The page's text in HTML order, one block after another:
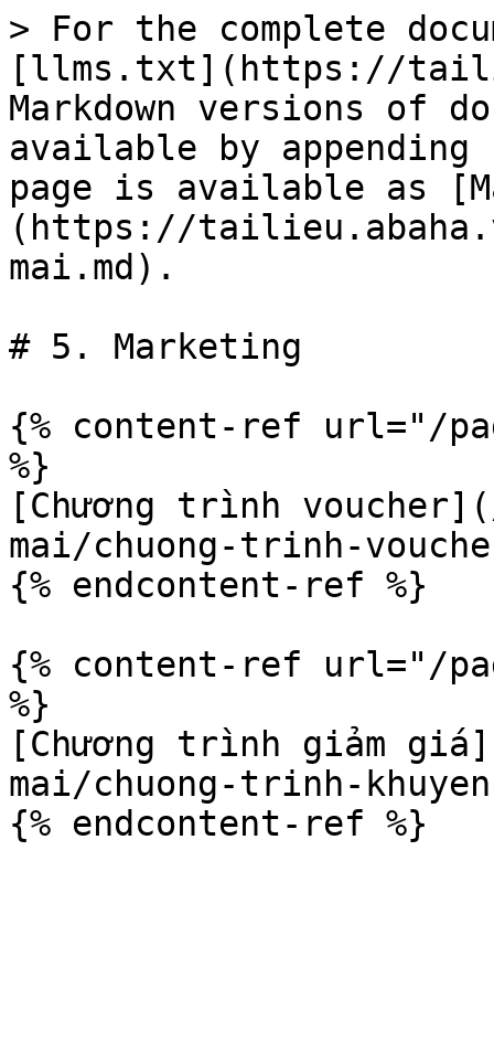
> For the complete
[llms.txt](https://
Markdown versions of
available by
page is available as
(https://
mai.md).
# 5. Marketing
{% content-ref url="/
%}
[Chương trình
mai/chuong-trinh-
{% endcontent-ref %}
{% content-ref url="/
%}
[Chương trình giảm
mai/chuong-trinh-